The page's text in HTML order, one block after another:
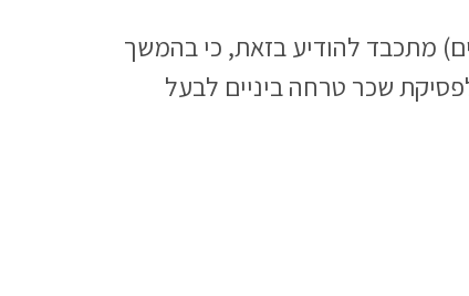
אמלט השקעות (1993) בע”מ (בהסדר נושים) מתכבד להודיע בזאת, כי בהמשך
החברה ולפסיקת שכר טרחה ביניים לבעל